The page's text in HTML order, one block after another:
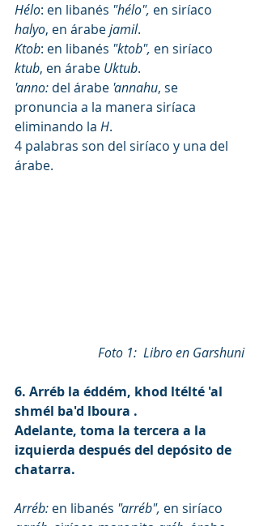
Hélo: en libanés "hélo", en siríaco
halyo, en árabe jamil.
Ktob: en libanés "ktob", en siríaco
ktub, en árabe Uktub.
'anno: del árabe 'annahu, se
pronuncia a la manera siríaca
eliminando la H.
4 palabras son del siríaco y una del
árabe.
Foto 1:  Libro en Garshuni
6. Arréb la éddém, khod ltélté 'al
shmél ba'd lboura .
Adelante, toma la tercera a la
izquierda después del depósito de
chatarra.
Arréb: en libanés "arréb", en siríaco